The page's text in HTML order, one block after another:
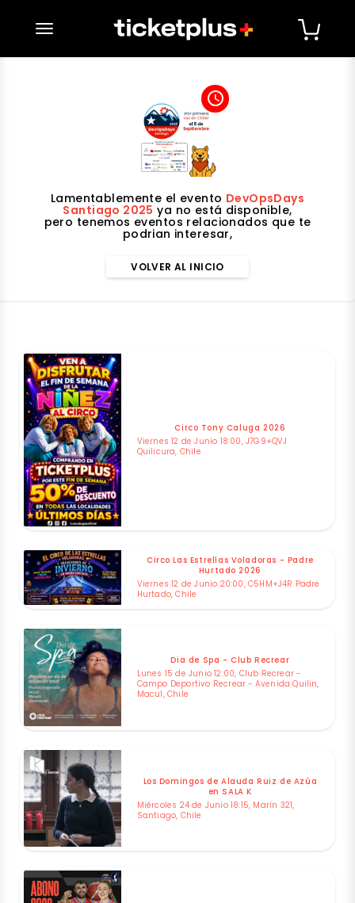
desplegar navegación
access_time
Lamentablemente el evento DevOpsDays
Santiago 2025 ya no está disponible,
pero tenemos eventos relacionados que te
podrian interesar,
VOLVER AL INICIO
Circo Tony Caluga 2026
Viernes 12 de Junio 18:00, J7G9+QVJ
Quilicura, Chile
Circo Las Estrellas Voladoras - Padre
Hurtado 2026
Viernes 12 de Junio 20:00, C5HM+J4R Padre
Hurtado, Chile
Dia de Spa - Club Recrear
Lunes 15 de Junio 12:00, Club Recrear -
Campo Deportivo Recrear - Avenida Quilin,
Macul, Chile
Los Domingos de Alauda Ruiz de Azúa
en SALA K
Miércoles 24 de Junio 18:15, Marín 321,
Santiago, Chile